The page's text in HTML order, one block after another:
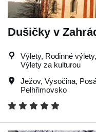
Dušičky v
Výlety, Rodinné
Výlety za kulturou
Ježov, Vysočina,
Pelhřimovsko